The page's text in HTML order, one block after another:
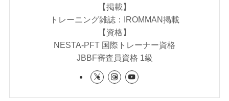
【掲載】
トレーニング雑誌：IROMMAN掲載
【資格】
NESTA-PFT 国際トレーナー資格
JBBF審査員資格 1級